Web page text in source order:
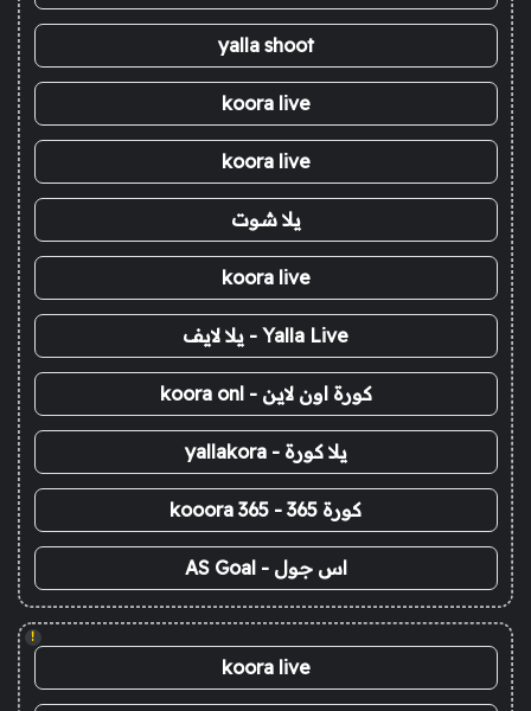
yalla shoot
koora live
koora live
يلا شوت
koora live
Yalla Live - يلا لايف
كورة اون لاين - koora onl
يلا كورة - yallakora
كورة 365 - kooora 365
اس جول - AS Goal
!
koora live